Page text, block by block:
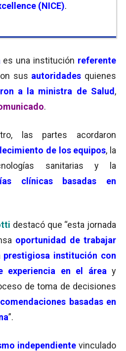
(NICE).
es una institución referente
sus autoridades quienes
a la ministra de Salud ,
.
las partes acordaron
de los equipos, la
sanitarias y la
clínicas basadas en
destacó que “esta jornada
oportunidad de trabajar
prestigiosa institución con
experiencia en el área y
de toma de decisiones
basadas en
”.
independiente vinculado